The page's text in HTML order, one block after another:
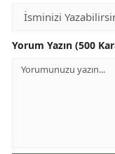
Yorum Yazın (500